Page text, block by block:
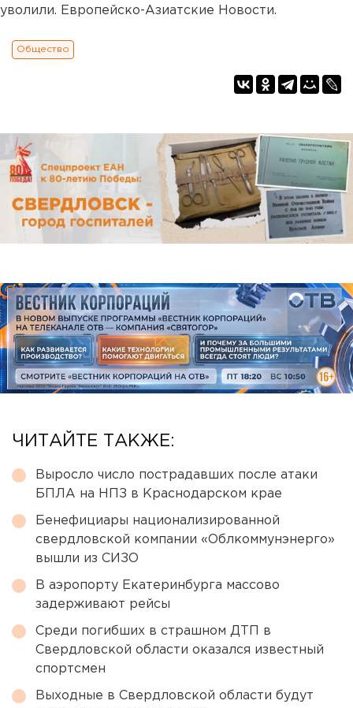
уволили. Европейско-Азиатские Новости.
Общество
ЧИТАЙТЕ ТАКЖЕ:
Выросло число пострадавших после атаки
БПЛА на НПЗ в Краснодарском крае
Бенефициары национализированной
свердловской компании «Облкоммунэнерго»
вышли из СИЗО
В аэропорту Екатеринбурга массово
задерживают рейсы
Среди погибших в страшном ДТП в
Свердловской области оказался известный
спортсмен
Выходные в Свердловской области будут